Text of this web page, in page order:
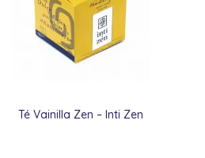
Té Vainilla Zen – Inti Zen